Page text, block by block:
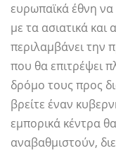
ευρωπαϊκά έθνη
με τα ασιατικά και
περιλαμβάνει την
που θα επιτρέψει
δρόμο τους προς
βρείτε έναν
εμπορικά κέντρα
αναβαθμιστούν,